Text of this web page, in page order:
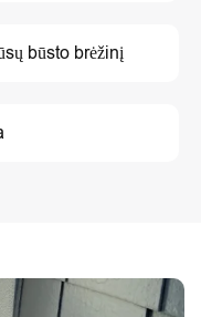
būsto brėžinį